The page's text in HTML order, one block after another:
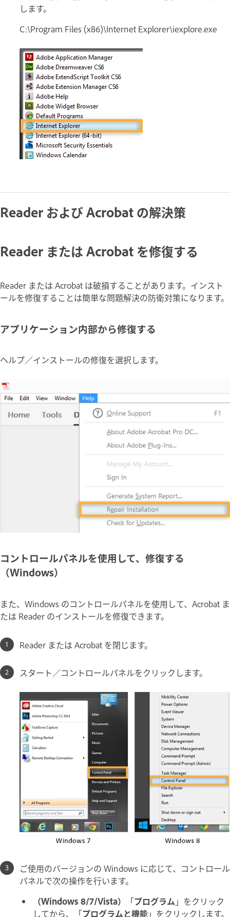
します。
C:\Program Files (x86)\Internet Explorer\iexplore.exe
Reader および Acrobat の解決策
Reader または Acrobat を修復する
Reader または Acrobat は破損することがあります。インスト
ールを修復することは簡単な問題解決の防衛対策になります。
アプリケーション内部から修復する
ヘルプ／インストールの修復を選択します。
コントロールパネルを使用して、修復する
（Windows）
また、Windows のコントロールパネルを使用して、Acrobat ま
たは Reader のインストールを修復できます。
Reader または Acrobat を閉じます。
スタート／コントロールパネルをクリックします。
ご使用のバージョンの Windows に応じて、コントロール
パネルで次の操作を行います。
（Windows 8/7/Vista）
「プログラム 」をクリック
してから、「プログラムと機能」をクリックします。